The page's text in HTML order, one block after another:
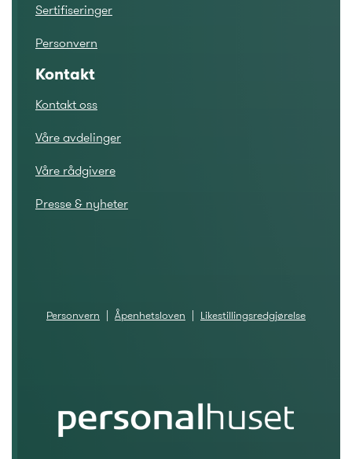
Sertifiseringer
Personvern
Kontakt
Kontakt oss
Våre avdelinger
Våre rådgivere
Presse & nyheter
Personvern | Åpenhetsloven | Likestillingsredgjørelse